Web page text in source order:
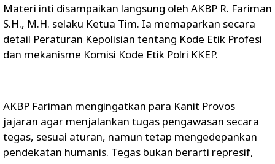
Materi inti disampaikan langsung oleh AKBP R. Fariman
S.H., M.H. selaku Ketua Tim. Ia memaparkan secara
detail Peraturan Kepolisian tentang Kode Etik Profesi
dan mekanisme Komisi Kode Etik Polri KKEP.
AKBP Fariman mengingatkan para Kanit Provos
jajaran agar menjalankan tugas pengawasan secara
tegas, sesuai aturan, namun tetap mengedepankan
pendekatan humanis. Tegas bukan berarti represif,